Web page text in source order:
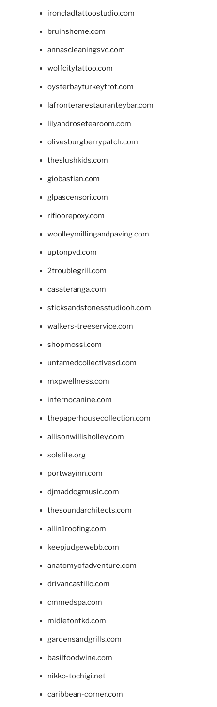
ironcladtattoostudio.com
bruinshome.com
annascleaningsvc.com
wolfcitytattoo.com
oysterbayturkeytrot.com
lafronterarestauranteybar.com
lilyandrosetearoom.com
olivesburgberrypatch.com
theslushkids.com
giobastian.com
glpascensori.com
rifloorepoxy.com
woolleymillingandpaving.com
uptonpvd.com
2troublegrill.com
casateranga.com
sticksandstonesstudiooh.com
walkers-treeservice.com
shopmossi.com
untamedcollectivesd.com
mxpwellness.com
infernocanine.com
thepaperhousecollection.com
allisonwillisholley.com
solslite.org
portwayinn.com
djmaddogmusic.com
thesoundarchitects.com
allin1roofing.com
keepjudgewebb.com
anatomyofadventure.com
drivancastillo.com
cmmedspa.com
midletontkd.com
gardensandgrills.com
basilfoodwine.com
nikko-tochigi.net
caribbean-corner.com